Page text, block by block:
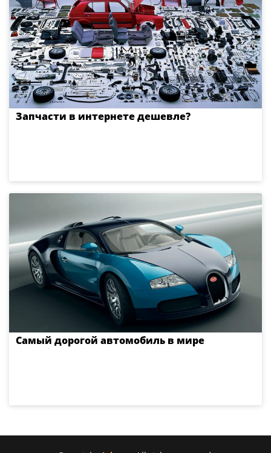
Запчасти в интернете дешевле?
Самый дорогой автомобиль в мире